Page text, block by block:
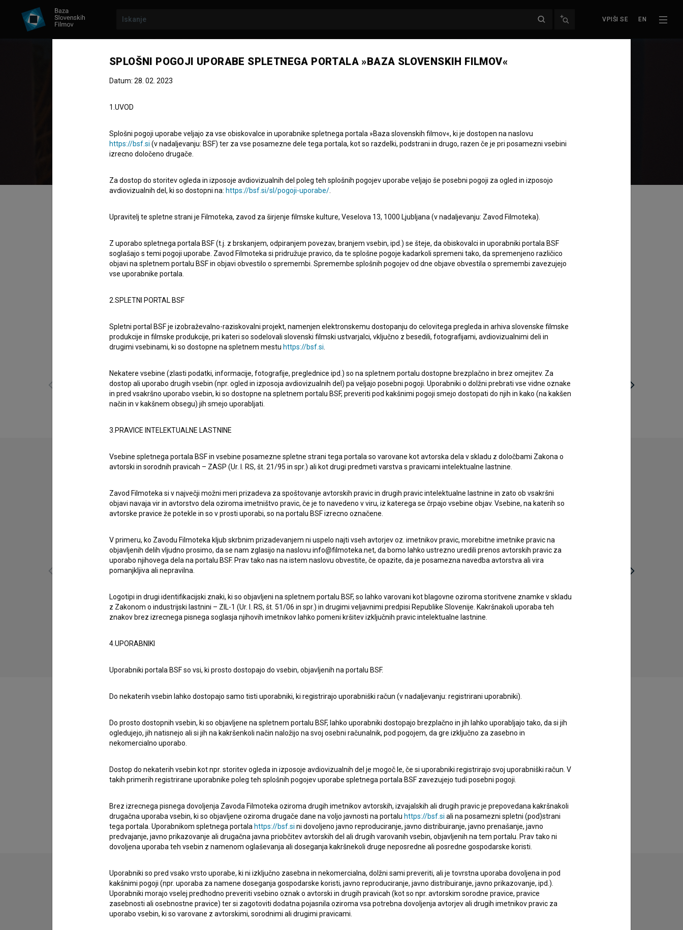
VPIŠI SE EN
Alina Juhart je nastopajoča. Najodmevnejši projekt, kjer je nastopila, jeFantasy (2025). Prejela je 2
(9)
Fantasy (2025)
Una di loro (2017)
drama
Žaba (2017)
drama
Filmografija (1)
Nagrade in nominacije
Razširjeni podatki
Stik z uredništvom
Spoštovani, s pomočjo spodnjega obrazca lahko stopite v stik z uredništvom Baze slovenskih filmov. Veseli bomo vaših odzivov.
SPLOŠNI POGOJI UPORABE SPLETNEGA PORTALA »BAZA SLOVENSKIH FILMOV«
Datum: 28. 02. 2023
1.UVOD
Splošni pogoji uporabe veljajo za vse obiskovalce in uporabnike spletnega portala »Baza slovenskih filmov«, ki je dostopen na naslovu
https://bsf.si (v nadaljevanju: BSF) ter za vse posamezne dele tega portala, kot so razdelki, podstrani in drugo, razen če je pri posamezni vsebini
izrecno določeno drugače.
Za dostop do storitev ogleda in izposoje avdiovizualnih del poleg teh splošnih pogojev uporabe veljajo še posebni pogoji za ogled in izposojo
avdiovizualnih del, ki so dostopni na: https://bsf.si/sl/pogoji-uporabe/
Upravitelj te spletne strani je Filmoteka, zavod za širjenje filmske kulture, Veselova 13, 1000 Ljubljana (v nadaljevanju: Zavod Filmoteka).
Z uporabo spletnega portala BSF (t.j. z brskanjem, odpiranjem povezav, branjem vsebin, ipd.) se šteje, da obiskovalci in uporabniki portala BSF
soglašajo s temi pogoji uporabe. Zavod Filmoteka si pridružuje pravico, da te splošne pogoje kadarkoli spremeni tako, da spremenjeno različico
objavi na spletnem portalu BSF in objavi obvestilo o spremembi. Spremembe splošnih pogojev od dne objave obvestila o spremembi zavezujejo
vse uporabnike portala.
2.SPLETNI PORTAL BSF
Spletni portal BSF je izobraževalno-raziskovalni projekt, namenjen elektronskemu dostopanju do celovitega pregleda in arhiva slovenske filmske
produkcije in filmske produkcije, pri kateri so sodelovali slovenski filmski ustvarjalci, vključno z besedili, fotografijami, avdiovizualnimi deli in
drugimi vsebinami, ki so dostopne na spletnem mestu https://bsf.si
Nekatere vsebine (zlasti podatki, informacije, fotografije, preglednice ipd.) so na spletnem portalu dostopne brezplačno in brez omejitev. Za
dostop ali uporabo drugih vsebin (npr. ogled in izposoja avdiovizualnih del) pa veljajo posebni pogoji. Uporabniki o dolžni prebrati vse vidne oznake
in pred vsakršno uporabo vsebin, ki so dostopne na spletnem portalu BSF, preveriti pod kakšnimi pogoji smejo dostopati do njih in kako (na kakšen
način in v kakšnem obsegu) jih smejo uporabljati.
3.PRAVICE INTELEKTUALNE LASTNINE
Vsebine spletnega portala BSF in vsebine posamezne spletne strani tega portala so varovane kot avtorska dela v skladu z določbami Zakona o
avtorski in sorodnih pravicah – ZASP (Ur. l. RS, št. 21/95 in spr.) ali kot drugi predmeti varstva s pravicami intelektualne lastnine.
Zavod Filmoteka si v največji možni meri prizadeva za spoštovanje avtorskih pravic in drugih pravic intelektualne lastnine in zato ob vsakršni
objavi navaja vir in avtorstvo dela oziroma imetništvo pravic, če je to navedeno v viru, iz katerega se črpajo vsebine objav. Vsebine, na katerih so
avtorske pravice že potekle in so v prosti uporabi, so na portalu BSF izrecno označene.
V primeru, ko Zavodu Filmoteka kljub skrbnim prizadevanjem ni uspelo najti vseh avtorjev oz. imetnikov pravic, morebitne imetnike pravic na
objavljenih delih vljudno prosimo, da se nam zglasijo na naslovu info@filmoteka.net, da bomo lahko ustrezno uredili prenos avtorskih pravic za
uporabo njihovega dela na portalu BSF. Prav tako nas na istem naslovu obvestite, če opazite, da je posamezna navedba avtorstva ali vira
pomanjkljiva ali nepravilna.
Logotipi in drugi identifikacijski znaki, ki so objavljeni na spletnem portalu BSF, so lahko varovani kot blagovne oziroma storitvene znamke v skladu
z Zakonom o industrijski lastnini – ZIL-1 (Ur. l. RS, št. 51/06 in spr.) in drugimi veljavnimi predpisi Republike Slovenije. Kakršnakoli uporaba teh
znakov brez izrecnega pisnega soglasja njihovih imetnikov lahko pomeni kršitev izključnih pravic intelektualne lastnine.
4.UPORABNIKI
Uporabniki portala BSF so vsi, ki prosto dostopajo do vsebin, objavljenih na portalu BSF.
Do nekaterih vsebin lahko dostopajo samo tisti uporabniki, ki registrirajo uporabniški račun (v nadaljevanju: registrirani uporabniki).
Do prosto dostopnih vsebin, ki so objavljene na spletnem portalu BSF, lahko uporabniki dostopajo brezplačno in jih lahko uporabljajo tako, da si jih
ogledujejo, jih natisnejo ali si jih na kakršenkoli način naložijo na svoj osebni računalnik, pod pogojem, da gre izključno za zasebno in
nekomercialno uporabo.
Dostop do nekaterih vsebin kot npr. storitev ogleda in izposoje avdiovizualnih del je mogoč le, če si uporabniki registrirajo svoj uporabniški račun. V
takih primerih registrirane uporabnike poleg teh splošnih pogojev uporabe spletnega portala BSF zavezujejo tudi posebni pogoji.
Brez izrecnega pisnega dovoljenja Zavoda Filmoteka oziroma drugih imetnikov avtorskih, izvajalskih ali drugih pravic je prepovedana kakršnakoli
drugačna uporaba vsebin, ki so objavljene oziroma drugače dane na voljo javnosti na portalu https://bsf.si ali na posamezni spletni (pod)strani
tega portala. Uporabnikom spletnega portala https://bsf.si ni dovoljeno javno reproduciranje, javno distribuiranje, javno prenašanje, javno
predvajanje, javno prikazovanje ali drugačna javna priobčitev avtorskih del ali drugih varovanih vsebin, objavljenih na tem portalu. Prav tako ni
dovoljena uporaba teh vsebin z namenom oglaševanja ali doseganja kakršnekoli druge neposredne ali posredne gospodarske koristi.
Uporabniki so pred vsako vrsto uporabe, ki ni izključno zasebna in nekomercialna, dolžni sami preveriti, ali je tovrstna uporaba dovoljena in pod
kakšnimi pogoji (npr. uporaba za namene doseganja gospodarske koristi, javno reproduciranje, javno distribuiranje, javno prikazovanje, ipd.).
Uporabniki morajo vselej predhodno preveriti vsebino oznak o avtorski in drugih pravicah (kot so npr. avtorskim sorodne pravice, pravice
zasebnosti ali osebnostne pravice) ter si zagotoviti dodatna pojasnila oziroma vsa potrebna dovoljenja avtorjev ali drugih imetnikov pravic za
uporabo vsebin, ki so varovane z avtorskimi, sorodnimi ali drugimi pravicami.